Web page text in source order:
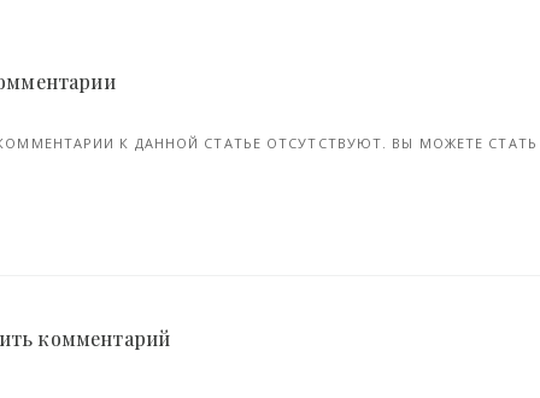
К ДАННОЙ СТАТЬЕ ОТСУТСТВУЮТ. ВЫ МОЖЕТЕ
комментарий